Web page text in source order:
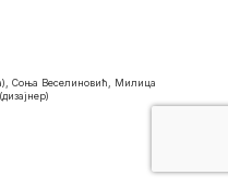
Соња Веселиновић, Милица